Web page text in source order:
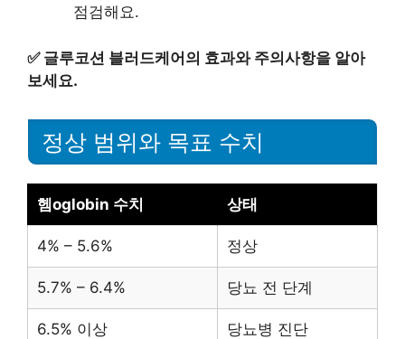
점검해요.
✅ 글루코션 블러드케어의 효과와 주의사항을 알아
보세요.
정상 범위와 목표 수치
헴oglobin 수치 상태
4% – 5.6% 정상
5.7% – 6.4% 당뇨 전 단계
6.5% 이상 당뇨병 진단